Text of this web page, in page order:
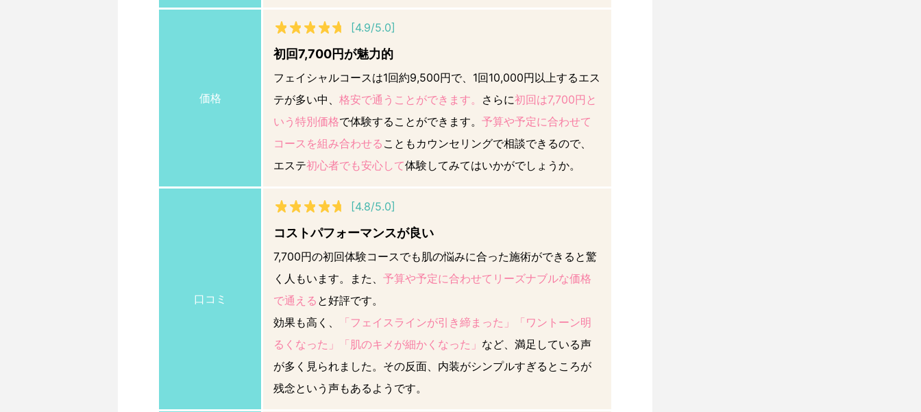
価格
[4.9/5.0]
初回7,700円が魅力的
フェイシャルコースは1回約9,500円で、1回10,000円以上するエス
テが多い中、 格安で通うことができます。 さらに初回は7,700円と
いう特別価格で体験することができます。 予算や予定に合わせて
コースを組み合わせる こともカウンセリングで相談できるので、
エステ初心者でも安心して体験してみてはいかがでしょうか。
口コミ
[4.8/5.0]
コストパフォーマンスが良い
7,700円の初回体験コースでも肌の悩みに合った施術ができると驚
く人もいます。また、 予算や予定に合わせてリーズナブルな価格
で通える と好評です。
効果も高く、
「フェイスラインが引き締まった」「ワントーン明
るくなった」「肌のキメが細かくなった」 など、満足している声
が多く見られました。その反面、内装がシンプルすぎるところが
残念という声もあるようです。